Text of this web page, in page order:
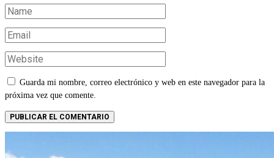
Guarda mi nombre, correo electrónico y web en este navegador para la
próxima vez que comente.